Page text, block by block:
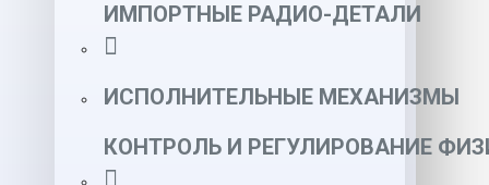
ИМПОРТНЫЕ РАДИО-ДЕТАЛИ
ИСПОЛНИТЕЛЬНЫЕ МЕХАНИЗМЫ
КОНТРОЛЬ И РЕГУЛИРОВАНИЕ